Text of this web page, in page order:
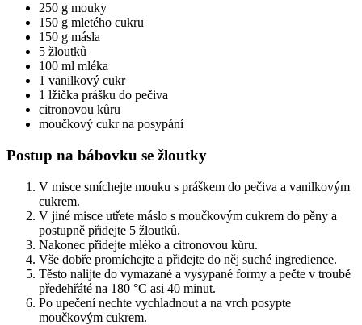
250 g mouky
150 g mletého cukru
150 g másla
5 žloutků
100 ml mléka
1 vanilkový cukr
1 lžička prášku do pečiva
citronovou kůru
moučkový cukr na posypání
Postup na bábovku se žloutky
V misce smíchejte mouku s práškem do pečiva a vanilkovým
cukrem.
V jiné misce utřete máslo s moučkovým cukrem do pěny a
postupně přidejte 5 žloutků.
Nakonec přidejte mléko a citronovou kůru.
Vše dobře promíchejte a přidejte do něj suché ingredience.
Těsto nalijte do vymazané a vysypané formy a pečte v troubě
předehřáté na 180 °C asi 40 minut.
Po upečení nechte vychladnout a na vrch posypte
moučkovým cukrem.